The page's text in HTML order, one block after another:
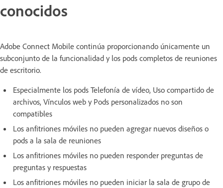
conocidos
Adobe Connect Mobile continúa proporcionando únicamente un
subconjunto de la funcionalidad y los pods completos de reuniones
de escritorio.
Especialmente los pods Telefonía de vídeo, Uso compartido de
archivos, Vínculos web y Pods personalizados no son
compatibles
Los anfitriones móviles no pueden agregar nuevos diseños o
pods a la sala de reuniones
Los anfitriones móviles no pueden responder preguntas de
preguntas y respuestas
Los anfitriones móviles no pueden iniciar la sala de grupo de